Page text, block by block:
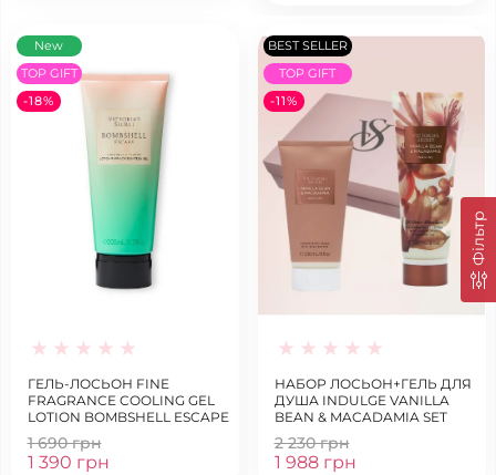
Фільтр
New
TOP GIFT
-18%
ГЕЛЬ-ЛОСЬОН FINE
FRAGRANCE COOLING GEL
LOTION BOMBSHELL ESCAPE
1 690 грн
1 390 грн
BEST SELLER
TOP GIFT
-11%
НАБОР ЛОСЬОН+ГЕЛЬ ДЛЯ
ДУША INDULGE VANILLA
BEAN & MACADAMIA SET
2 230 грн
1 988 грн